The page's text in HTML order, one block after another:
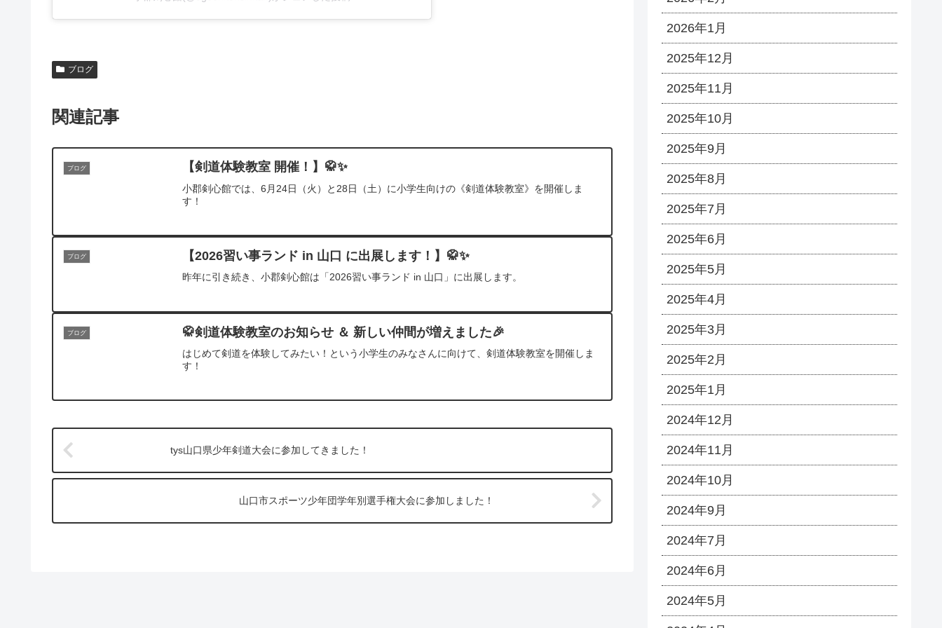
ブログ
関連記事
ブログ 【剣道体験教室 開催！】🥋✨
小郡剣心館では、6月24日（火）と28日（土）に小学生向けの《剣道体験教室》を開催しま
す！
ブログ 【2026習い事ランド in 山口 に出展します！】🥋✨
昨年に引き続き、小郡剣心館は「2026習い事ランド in 山口」に出展します。
ブログ 🥋剣道体験教室のお知らせ ＆ 新しい仲間が増えました🎉
はじめて剣道を体験してみたい！という小学生のみなさんに向けて、剣道体験教室を開催しま
す！
tys山口県少年剣道大会に参加してきました！
山口市スポーツ少年団学年別選手権大会に参加しました！
2026年1月
2025年12月
2025年11月
2025年10月
2025年9月
2025年8月
2025年7月
2025年6月
2025年5月
2025年4月
2025年3月
2025年2月
2025年1月
2024年12月
2024年11月
2024年10月
2024年9月
2024年7月
2024年6月
2024年5月